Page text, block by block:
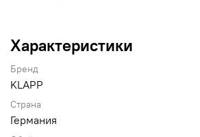
Характеристики
Бренд
KLAPP
Страна
Германия